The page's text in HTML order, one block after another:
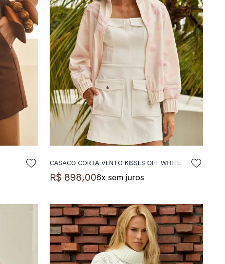
ADICIONAR A SACOLA
CASACO CORTA VENTO KISSES OFF WHITE
R$ 898,006x sem juros